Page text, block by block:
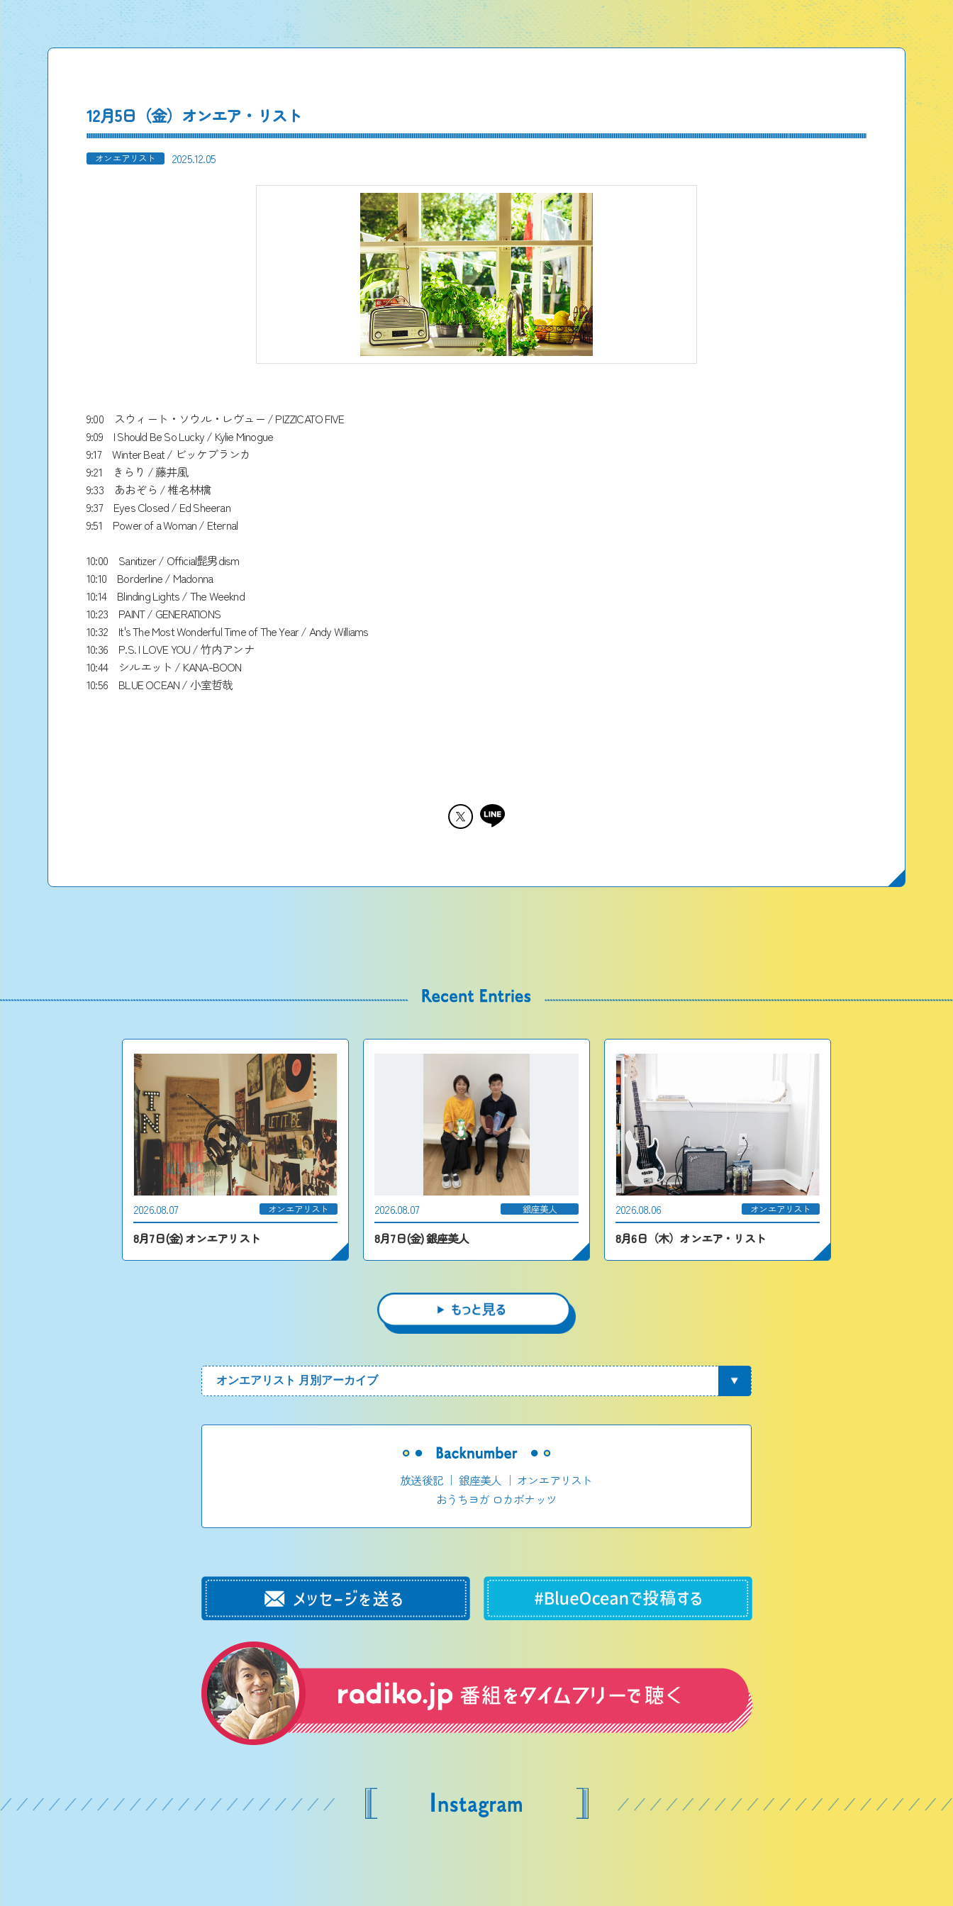
12月5日（金）オンエア・リスト
オンエアリスト 2025.12.05
9:00 スウィート・ソウル・レヴュー / PIZZICATO FIVE
9:09 I Should Be So Lucky / Kylie Minogue
9:17 Winter Beat / ビッケブランカ
9:21 きらり / 藤井風
9:33 あおぞら / 椎名林檎
9:37 Eyes Closed / Ed Sheeran
9:51 Power of a Woman / Eternal
10:00 Sanitizer / Official髭男dism
10:10 Borderline / Madonna
10:14 Blinding Lights / The Weeknd
10:23 PAINT / GENERATIONS
10:32 It's The Most Wonderful Time of The Year / Andy Williams
10:36 P.S. I LOVE YOU / 竹内アンナ
10:44 シルエット / KANA-BOON
10:56 BLUE OCEAN / 小室哲哉
2026.08.07 オンエアリスト
8月7日(金) オンエアリスト
2026.08.07 銀座美人
8月7日(金) 銀座美人
2026.08.06 オンエアリスト
8月6日（木）オンエア・リスト
放送後記 ｜ 銀座美人 ｜ オンエアリスト
おうちヨガ ロカボナッツ